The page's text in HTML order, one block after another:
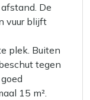
De
vuur blijft
plek. Buiten
tegen
15 m².